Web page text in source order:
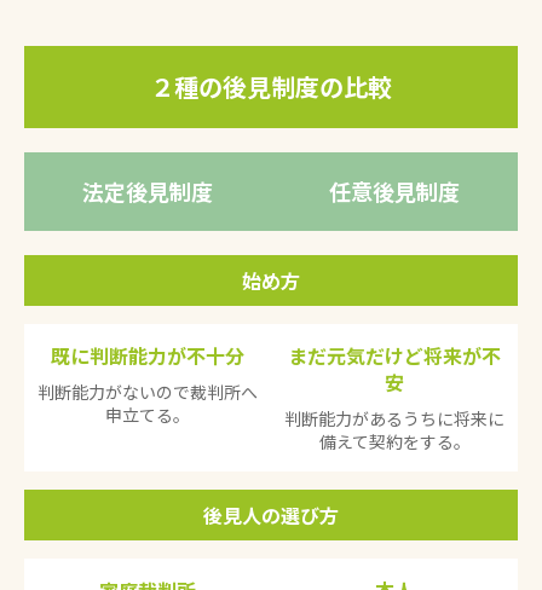
２種の後見制度の比較
法定後見制度 任意後見制度
始め方
既に判断能力が不十分
判断能力がないので裁判所へ
申立てる。
まだ元気だけど将来が不
安
判断能力があるうちに将来に
備えて契約をする。
後見人の選び方